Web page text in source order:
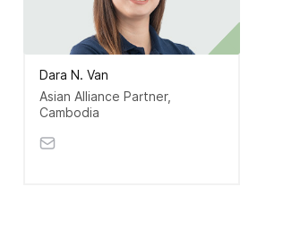
Dara N. Van
Asian Alliance Partner,
Cambodia